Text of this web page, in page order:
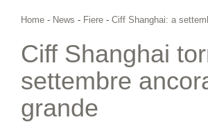
Home - News - Fiere - Ciff Shanghai: a
Ciff Shanghai
settembre
grande